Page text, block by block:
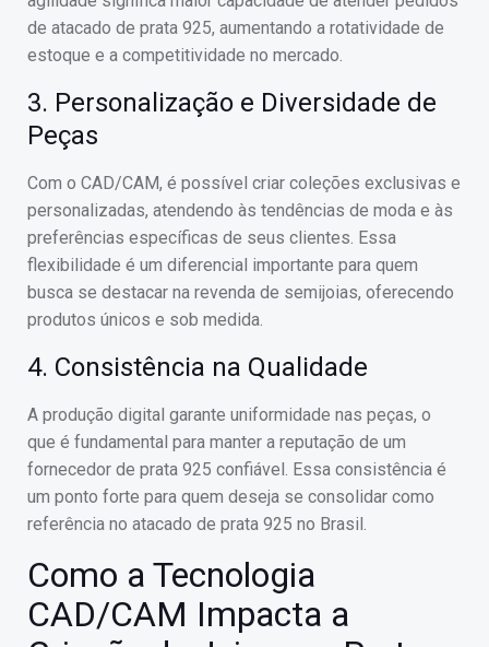
de atacado de prata 925, aumentando a rotatividade de
estoque e a competitividade no mercado.
3. Personalização e Diversidade de
Peças
Com o CAD/CAM, é possível criar coleções exclusivas e
personalizadas, atendendo às tendências de moda e às
preferências específicas de seus clientes. Essa
flexibilidade é um diferencial importante para quem
busca se destacar na revenda de semijoias, oferecendo
produtos únicos e sob medida.
4. Consistência na Qualidade
A produção digital garante uniformidade nas peças, o
que é fundamental para manter a reputação de um
fornecedor de prata 925 confiável. Essa consistência é
um ponto forte para quem deseja se consolidar como
referência no atacado de prata 925 no Brasil.
Como a Tecnologia
CAD/CAM Impacta a